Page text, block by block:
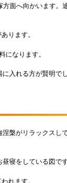
面へ向かいます。
ります。
になります。
入れる方が賢明で
槃がリラックスし
寝をしている図です
れます。